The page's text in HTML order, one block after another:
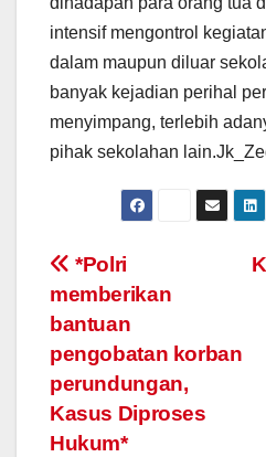
intensif mengontrol
dalam maupun diluar
banyak kejadian perihal
menyimpang, terlebih
pihak sekolahan
Post
navigation
*Polri
memberikan
bantuan
pengobatan korban
perundungan,
Kasus Diproses
Hukum*